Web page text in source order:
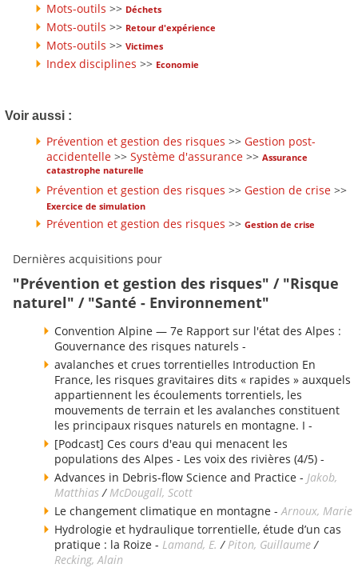
Mots-outils >> Déchets
Mots-outils >> Retour d'expérience
Mots-outils >> Victimes
Index disciplines >> Economie
Voir aussi :
Prévention et gestion des risques >> Gestion post-
accidentelle >> Système d'assurance >> Assurance
catastrophe naturelle
Prévention et gestion des risques >> Gestion de crise >>
Exercice de simulation
Prévention et gestion des risques >> Gestion de crise
Dernières acquisitions pour
"Prévention et gestion des risques" / "Risque
naturel" / "Santé - Environnement"
Convention Alpine — 7e Rapport sur l'état des Alpes :
Gouvernance des risques naturels -
avalanches et crues torrentielles Introduction En
France, les risques gravitaires dits « rapides » auxquels
appartiennent les écoulements torrentiels, les
mouvements de terrain et les avalanches constituent
les principaux risques naturels en montagne. I -
[Podcast] Ces cours d'eau qui menacent les
populations des Alpes - Les voix des rivières (4/5) -
Advances in Debris-flow Science and Practice - Jakob,
Matthias / McDougall, Scott
Le changement climatique en montagne - Arnoux, Marie
Hydrologie et hydraulique torrentielle, étude d’un cas
pratique : la Roize - Lamand, E. / Piton, Guillaume /
Recking, Alain